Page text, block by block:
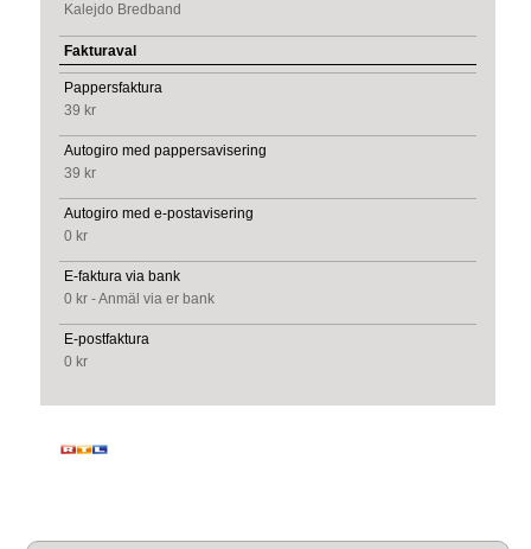
Kalejdo Bredband
Fakturaval
Pappersfaktura
39 kr
Autogiro med pappersavisering
39 kr
Autogiro med e-postavisering
0 kr
E-faktura via bank
0 kr - Anmäl via er bank
E-postfaktura
0 kr